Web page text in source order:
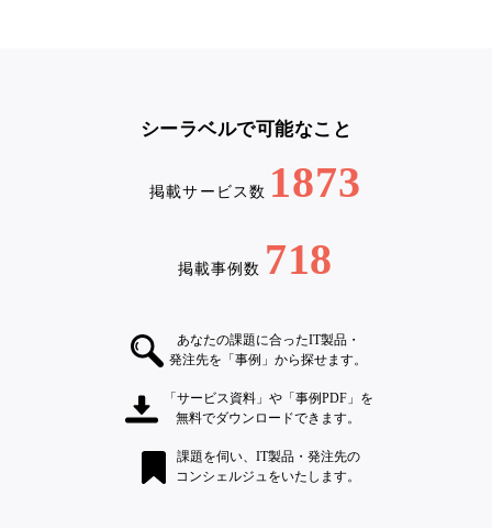
シーラベルで可能なこと
掲載サービス数 1873
掲載事例数 718
あなたの課題に合ったIT製品・
発注先を「事例」から探せます。
「サービス資料」や「事例PDF」を
無料でダウンロードできます。
課題を伺い、IT製品・発注先の
コンシェルジュをいたします。